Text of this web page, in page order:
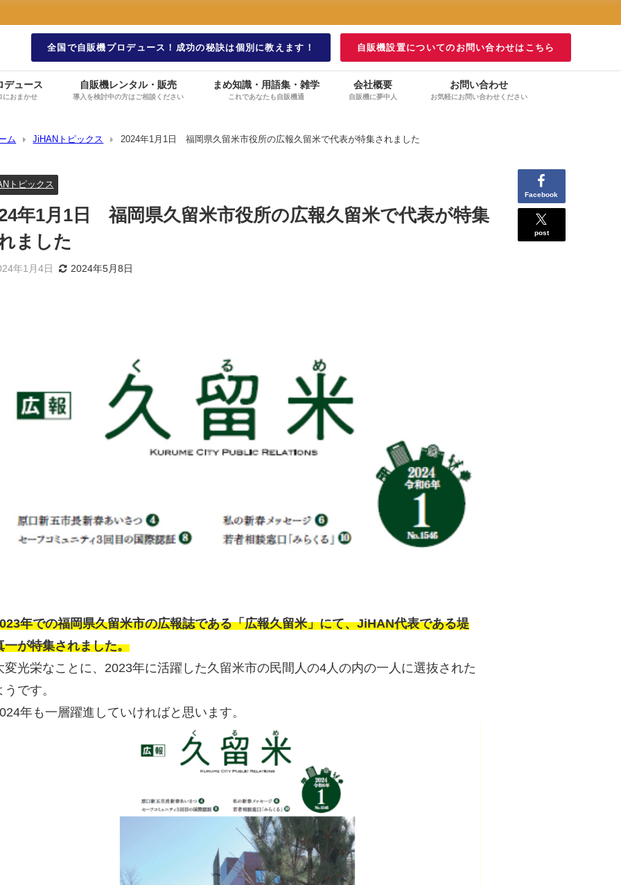
全国で自販機プロデュース！成功の秘訣は個別に教えます！ 自販機設置についてのお問い合わせはこちら
デュース
におまかせ
自販機レンタル・販売
導入を検討中の方はご相談ください
まめ知識・用語集・雑学
これであなたも自販機通
会社概要
自販機に夢中人
お問い合わせ
お気軽にお問い合わせください
ム JiHANトピックス 2024年1月1日 福岡県久留米市役所の広報久留米で代表が特集されました
Facebook
post
トピックス
年1月1日 福岡県久留米市役所の広報久留米で代表が特集
ました
年1月4日 2024年5月8日
年での福岡県久留米市の広報誌である「広報久留米」にて、JiHAN代表である堤
一が特集されました。
変光栄なことに、2023年に活躍した久留米市の民間人の4人の内の一人に選抜された
うです。
年も一層躍進していければと思います。